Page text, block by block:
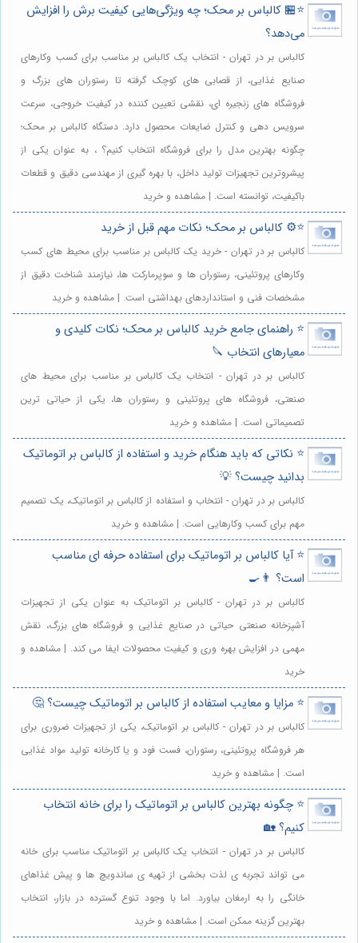
⭐️🏪 کالباس بر محک؛ چه ویژگی‌هایی کیفیت برش را افزایش
می‌دهد؟
کالباس بر در تهران - انتخاب یک کالباس بر مناسب برای کسب وکارهای
صنایع غذایی، از قصابی های کوچک گرفته تا رستوران های بزرگ و
فروشگاه های زنجیره ای، نقشی تعیین کننده در کیفیت خروجی، سرعت
سرویس دهی و کنترل ضایعات محصول دارد. دستگاه کالباس بر محک؛
چگونه بهترین مدل را برای فروشگاه انتخاب کنیم؟ ، به عنوان یکی از
پیشروترین تجهیزات تولید داخل، با بهره گیری از مهندسی دقیق و قطعات
باکیفیت، توانسته است. | مشاهده و خرید
⭐️⚙️ کالباس بر محک؛ نکات مهم قبل از خرید
کالباس بر در تهران - خرید یک کالباس بر مناسب برای محیط های کسب
وکارهای پروتئینی، رستوران ها و سوپرمارکت ها، نیازمند شناخت دقیق از
مشخصات فنی و استانداردهای بهداشتی است. | مشاهده و خرید
⭐️ راهنمای جامع خرید کالباس بر محک؛ نکات کلیدی و
معیارهای انتخاب 🔪
کالباس بر در تهران - انتخاب یک کالباس بر مناسب برای محیط های
صنعتی، فروشگاه های پروتئینی و رستوران ها، یکی از حیاتی ترین
تصمیماتی است. | مشاهده و خرید
⭐️ نکاتی که باید هنگام خرید و استفاده از کالباس بر اتوماتیک
بدانید چیست؟ 💡
کالباس بر در تهران - انتخاب و استفاده از کالباس بر اتوماتیک، یک تصمیم
مهم برای کسب وکارهایی است. | مشاهده و خرید
⭐️ آیا کالباس بر اتوماتیک برای استفاده حرفه ای مناسب
است؟ 👨‍🍳
کالباس بر در تهران - کالباس بر اتوماتیک به عنوان یکی از تجهیزات
آشپزخانه صنعتی حیاتی در صنایع غذایی و فروشگاه های بزرگ، نقش
مهمی در افزایش بهره وری و کیفیت محصولات ایفا می کند. | مشاهده و
خرید
⭐️ مزایا و معایب استفاده از کالباس بر اتوماتیک چیست؟ 🤔
کالباس بر در تهران - کالباس بر اتوماتیک، یکی از تجهیزات ضروری برای
هر فروشگاه پروتئینی، رستوران، فست فود و یا کارخانه تولید مواد غذایی
است. | مشاهده و خرید
⭐️ چگونه بهترین کالباس بر اتوماتیک را برای خانه انتخاب
کنیم؟ 🏡
کالباس بر در تهران - انتخاب یک کالباس بر اتوماتیک مناسب برای خانه
می تواند تجربه ی لذت بخشی از تهیه ی ساندویچ ها و پیش غذاهای
خانگی را به ارمغان بیاورد. اما با وجود تنوع گسترده در بازار، انتخاب
بهترین گزینه ممکن است. | مشاهده و خرید